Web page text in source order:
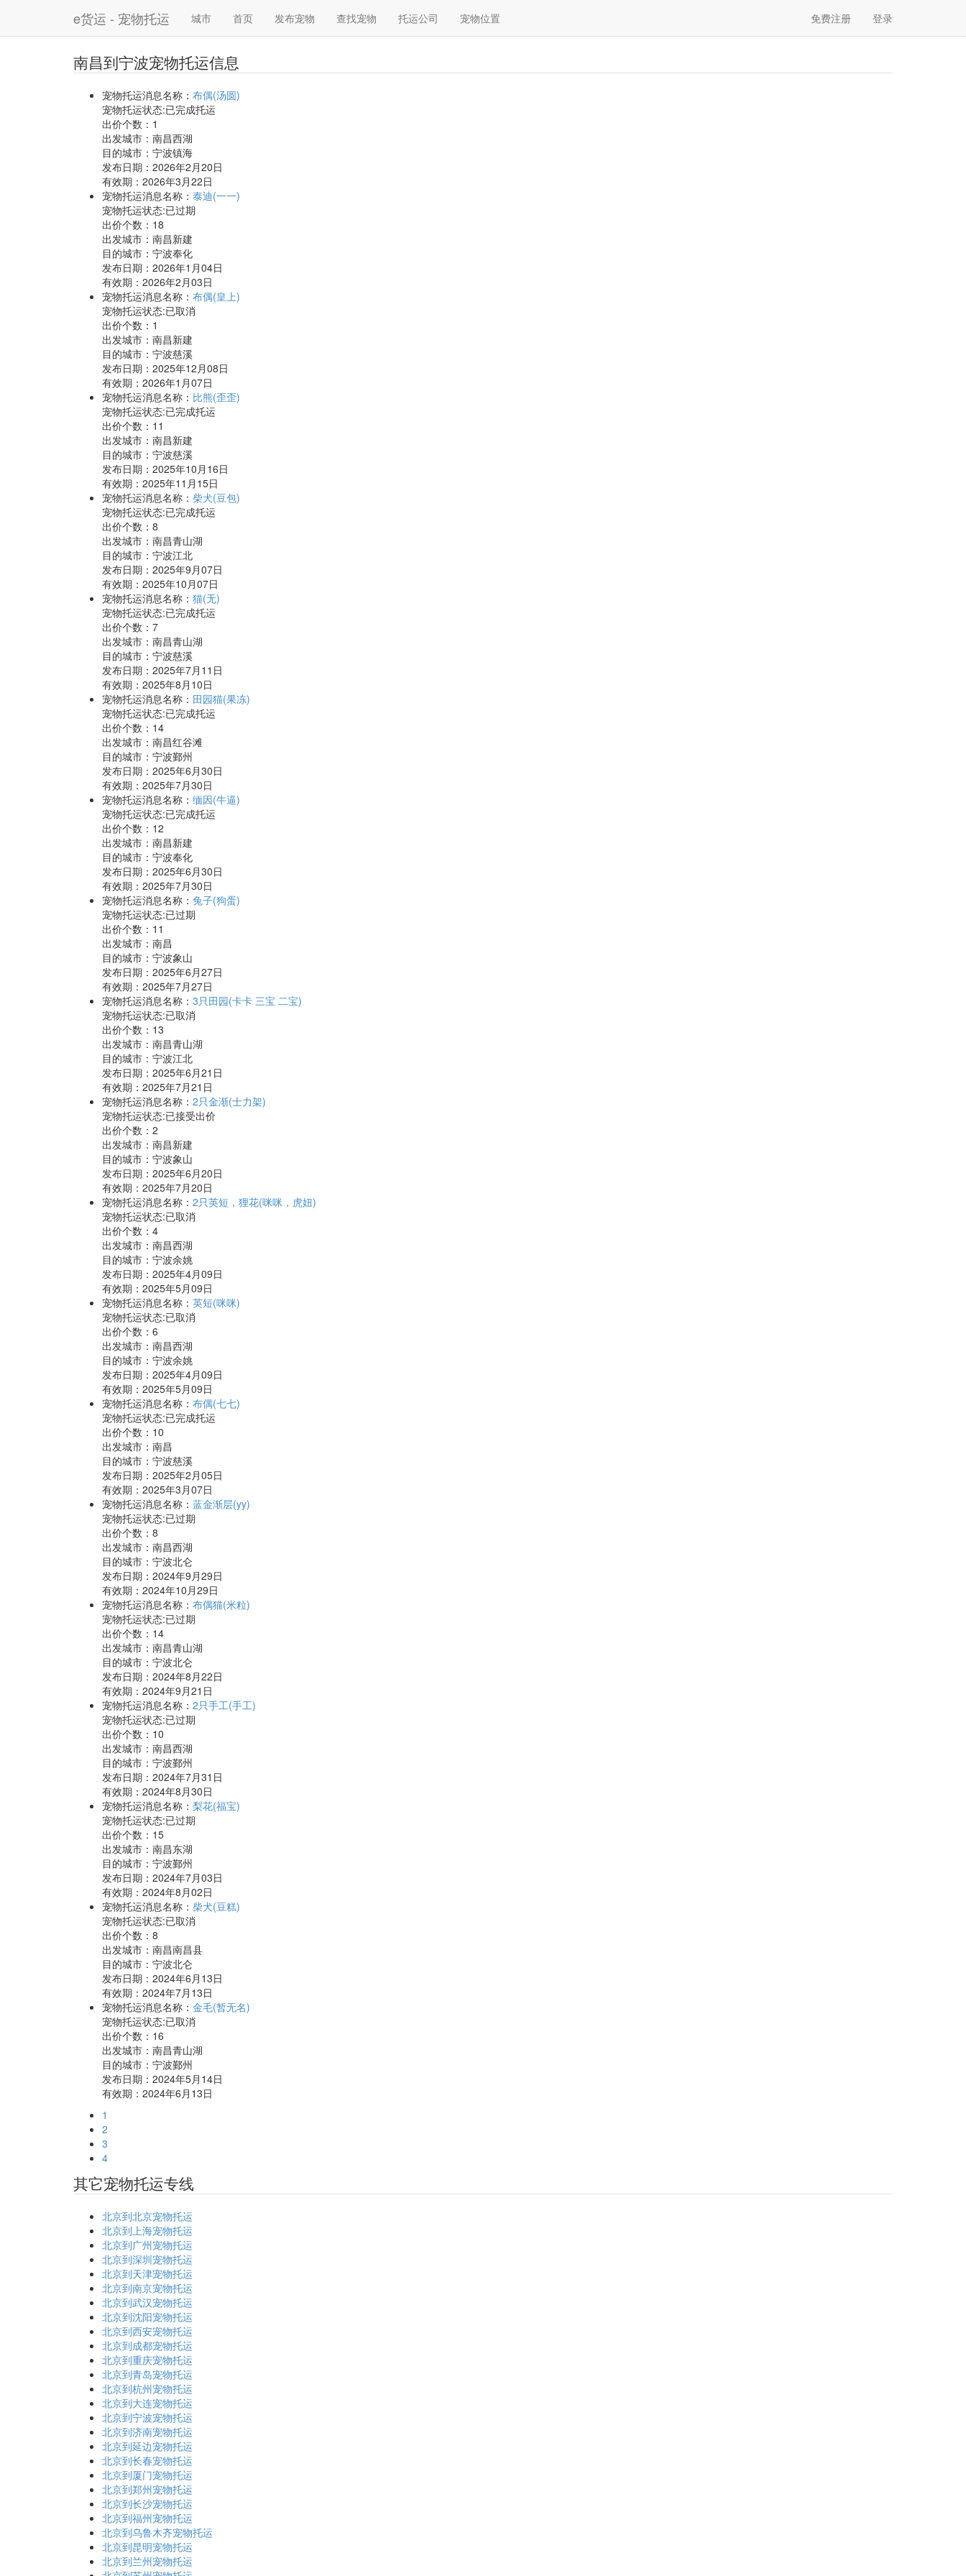
e货运 - 宠物托运 城市 首页 发布宠物 查找宠物 托运公司 宠物位置 免费注册 登录
南昌到宁波宠物托运信息
宠物托运消息名称： 布偶(汤圆)
宠物托运状态:已完成托运
出价个数： 1
出发城市：南昌西湖
目的城市：宁波镇海
发布日期：2026年2月20日
有效期：2026年3月22日
宠物托运消息名称： 泰迪(一一)
宠物托运状态:已过期
出价个数： 18
出发城市：南昌新建
目的城市：宁波奉化
发布日期：2026年1月04日
有效期：2026年2月03日
宠物托运消息名称： 布偶(皇上)
宠物托运状态:已取消
出价个数： 1
出发城市：南昌新建
目的城市：宁波慈溪
发布日期：2025年12月08日
有效期：2026年1月07日
宠物托运消息名称： 比熊(歪歪)
宠物托运状态:已完成托运
出价个数： 11
出发城市：南昌新建
目的城市：宁波慈溪
发布日期：2025年10月16日
有效期：2025年11月15日
宠物托运消息名称： 柴犬(豆包)
宠物托运状态:已完成托运
出价个数： 8
出发城市：南昌青山湖
目的城市：宁波江北
发布日期：2025年9月07日
有效期：2025年10月07日
宠物托运消息名称： 猫(无)
宠物托运状态:已完成托运
出价个数： 7
出发城市：南昌青山湖
目的城市：宁波慈溪
发布日期：2025年7月11日
有效期：2025年8月10日
宠物托运消息名称： 田园猫(果冻)
宠物托运状态:已完成托运
出价个数： 14
出发城市：南昌红谷滩
目的城市：宁波鄞州
发布日期：2025年6月30日
有效期：2025年7月30日
宠物托运消息名称： 缅因(牛逼)
宠物托运状态:已完成托运
出价个数： 12
出发城市：南昌新建
目的城市：宁波奉化
发布日期：2025年6月30日
有效期：2025年7月30日
宠物托运消息名称： 兔子(狗蛋)
宠物托运状态:已过期
出价个数： 11
出发城市：南昌
目的城市：宁波象山
发布日期：2025年6月27日
有效期：2025年7月27日
宠物托运消息名称： 3只田园(卡卡 三宝 二宝)
宠物托运状态:已取消
出价个数： 13
出发城市：南昌青山湖
目的城市：宁波江北
发布日期：2025年6月21日
有效期：2025年7月21日
宠物托运消息名称： 2只金渐(士力架)
宠物托运状态:已接受出价
出价个数： 2
出发城市：南昌新建
目的城市：宁波象山
发布日期：2025年6月20日
有效期：2025年7月20日
宠物托运消息名称： 2只英短，狸花(咪咪，虎妞)
宠物托运状态:已取消
出价个数： 4
出发城市：南昌西湖
目的城市：宁波余姚
发布日期：2025年4月09日
有效期：2025年5月09日
宠物托运消息名称： 英短(咪咪)
宠物托运状态:已取消
出价个数： 6
出发城市：南昌西湖
目的城市：宁波余姚
发布日期：2025年4月09日
有效期：2025年5月09日
宠物托运消息名称： 布偶(七七)
宠物托运状态:已完成托运
出价个数： 10
出发城市：南昌
目的城市：宁波慈溪
发布日期：2025年2月05日
有效期：2025年3月07日
宠物托运消息名称： 蓝金渐层(yy)
宠物托运状态:已过期
出价个数： 8
出发城市：南昌西湖
目的城市：宁波北仑
发布日期：2024年9月29日
有效期：2024年10月29日
宠物托运消息名称： 布偶猫(米粒)
宠物托运状态:已过期
出价个数： 14
出发城市：南昌青山湖
目的城市：宁波北仑
发布日期：2024年8月22日
有效期：2024年9月21日
宠物托运消息名称： 2只手工(手工)
宠物托运状态:已过期
出价个数： 10
出发城市：南昌西湖
目的城市：宁波鄞州
发布日期：2024年7月31日
有效期：2024年8月30日
宠物托运消息名称： 梨花(福宝)
宠物托运状态:已过期
出价个数： 15
出发城市：南昌东湖
目的城市：宁波鄞州
发布日期：2024年7月03日
有效期：2024年8月02日
宠物托运消息名称： 柴犬(豆糕)
宠物托运状态:已取消
出价个数： 8
出发城市：南昌南昌县
目的城市：宁波北仑
发布日期：2024年6月13日
有效期：2024年7月13日
宠物托运消息名称： 金毛(暂无名)
宠物托运状态:已取消
出价个数： 16
出发城市：南昌青山湖
目的城市：宁波鄞州
发布日期：2024年5月14日
有效期：2024年6月13日
1
2
3
4
其它宠物托运专线
北京到北京宠物托运
北京到上海宠物托运
北京到广州宠物托运
北京到深圳宠物托运
北京到天津宠物托运
北京到南京宠物托运
北京到武汉宠物托运
北京到沈阳宠物托运
北京到西安宠物托运
北京到成都宠物托运
北京到重庆宠物托运
北京到青岛宠物托运
北京到杭州宠物托运
北京到大连宠物托运
北京到宁波宠物托运
北京到济南宠物托运
北京到延边宠物托运
北京到长春宠物托运
北京到厦门宠物托运
北京到郑州宠物托运
北京到长沙宠物托运
北京到福州宠物托运
北京到乌鲁木齐宠物托运
北京到昆明宠物托运
北京到兰州宠物托运